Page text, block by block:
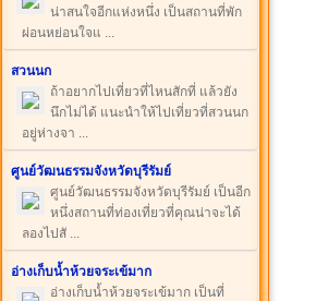
น่าสนใจอีกแห่งหนึ่ง เป็นสถานที่พัก
ผ่อนหย่อนใจแ ...
สวนนก
ถ้าอยากไปเที่ยวที่ไหนสักที่ แล้วยัง
นึกไม่ได้ แนะนำให้ไปเที่ยวที่สวนนก
อยู่ห่างจา ...
ศูนย์วัฒนธรรมจังหวัดบุรีรัมย์
ศูนย์วัฒนธรรมจังหวัดบุรีรัมย์ เป็นอีก
หนึ่งสถานที่ท่องเที่ยวที่คุณน่าจะได้
ลองไปสั ...
อ่างเก็บน้ำห้วยจระเข้มาก
อ่างเก็บน้ำห้วยจระเข้มาก เป็นที่